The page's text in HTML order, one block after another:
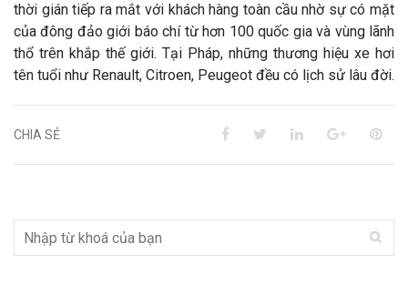
thời gián tiếp ra mắt với khách hàng toàn cầu nhờ sự có mặt
của đông đảo giới báo chí từ hơn 100 quốc gia và vùng lãnh
thổ trên khắp thế giới. Tại Pháp, những thương hiệu xe hơi
tên tuổi như Renault, Citroen, Peugeot đều có lịch sử lâu đời.
CHIA SẺ